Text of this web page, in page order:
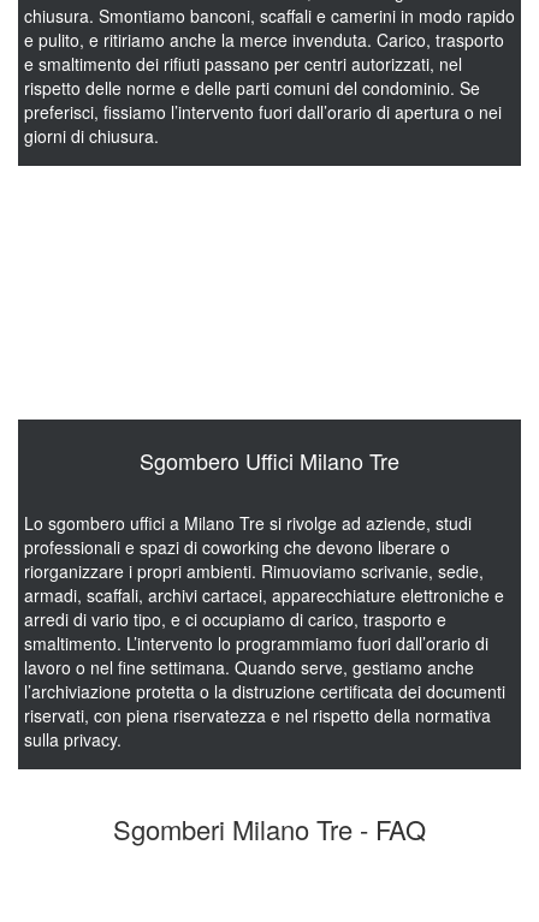
chiusura. Smontiamo banconi, scaffali e camerini in modo rapido
e pulito, e ritiriamo anche la merce invenduta. Carico, trasporto
e smaltimento dei rifiuti passano per centri autorizzati, nel
rispetto delle norme e delle parti comuni del condominio. Se
preferisci, fissiamo l’intervento fuori dall’orario di apertura o nei
giorni di chiusura.
Sgombero Uffici Milano Tre
Lo sgombero uffici a Milano Tre si rivolge ad aziende, studi
professionali e spazi di coworking che devono liberare o
riorganizzare i propri ambienti. Rimuoviamo scrivanie, sedie,
armadi, scaffali, archivi cartacei, apparecchiature elettroniche e
arredi di vario tipo, e ci occupiamo di carico, trasporto e
smaltimento. L’intervento lo programmiamo fuori dall’orario di
lavoro o nel fine settimana. Quando serve, gestiamo anche
l’archiviazione protetta o la distruzione certificata dei documenti
riservati, con piena riservatezza e nel rispetto della normativa
sulla privacy.
Sgomberi Milano Tre - FAQ